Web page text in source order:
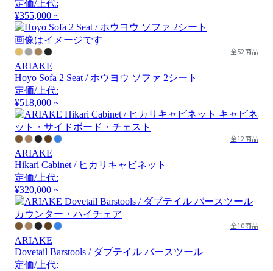
定価/上代:
¥355,000 ~
画像はイメージです
全52商品
ARIAKE
Hoyo Sofa 2 Seat / ホウヨウ ソファ 2シート
定価/上代:
¥518,000 ~
全12商品
ARIAKE
Hikari Cabinet / ヒカリキャビネット
定価/上代:
¥320,000 ~
全10商品
ARIAKE
Dovetail Barstools / ダブテイル バースツール
定価/上代: